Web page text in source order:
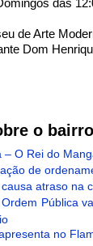
das
de Arte
Dom
o
– O Rei do
de
atraso na
Pública
no